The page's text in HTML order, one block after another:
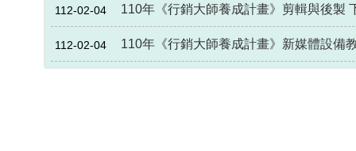
112-02-04 110年《行銷大師養成計畫》剪輯與後製
112-02-04 110年《行銷大師養成計畫》新媒體設備